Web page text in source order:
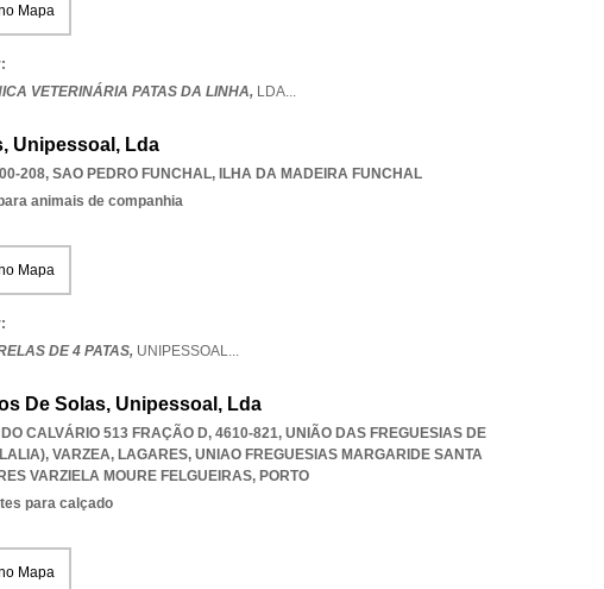
Mapa
VETERINÁRIA PATAS DA LINHA, LDA...
Unipessoal, Lda
208, SAO PEDRO FUNCHAL, ILHA DA MADEIRA FUNCHAL
animais de companhia
Mapa
DE 4 PATAS, UNIPESSOAL...
De Solas, Unipessoal, Lda
CALVÁRIO 513 FRAÇÃO D, 4610-821, UNIÃO DAS FREGUESIAS DE
VARZEA, LAGARES, UNIAO FREGUESIAS MARGARIDE SANTA
VARZIELA MOURE FELGUEIRAS, PORTO
para calçado
Mapa